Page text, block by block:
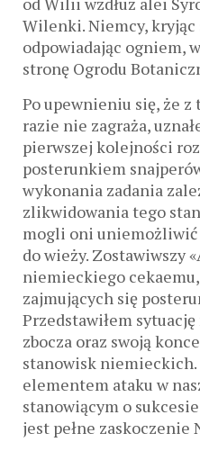
Wilenki. Niemcy, kryjąc
odpowiadając ogniem,
stronę Ogrodu
Po upewnieniu się, że
razie nie zagraża,
pierwszej kolejności
posterunkiem
wykonania zadania
zlikwidowania tego
mogli oni
do wieży. Zostawiwszy
niemieckiego
zajmujących się
Przedstawiłem
zbocza oraz swoją
stanowisk
elementem ataku w
stanowiącym o
jest pełne zaskoczenie